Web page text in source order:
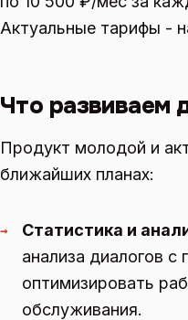
Актуальные тарифы -
Что развиваем
Продукт молодой и
ближайших планах:
→ Статистика и
анализа диалогов
оптимизировать
обслуживания.